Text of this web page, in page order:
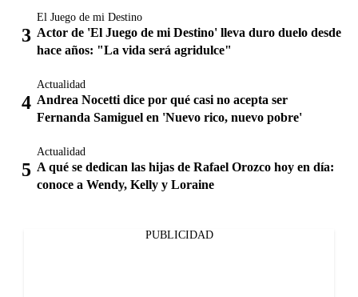
El Juego de mi Destino
Actor de 'El Juego de mi Destino' lleva duro duelo desde
hace años: "La vida será agridulce"
Actualidad
Andrea Nocetti dice por qué casi no acepta ser
Fernanda Samiguel en 'Nuevo rico, nuevo pobre'
Actualidad
A qué se dedican las hijas de Rafael Orozco hoy en día:
conoce a Wendy, Kelly y Loraine
PUBLICIDAD